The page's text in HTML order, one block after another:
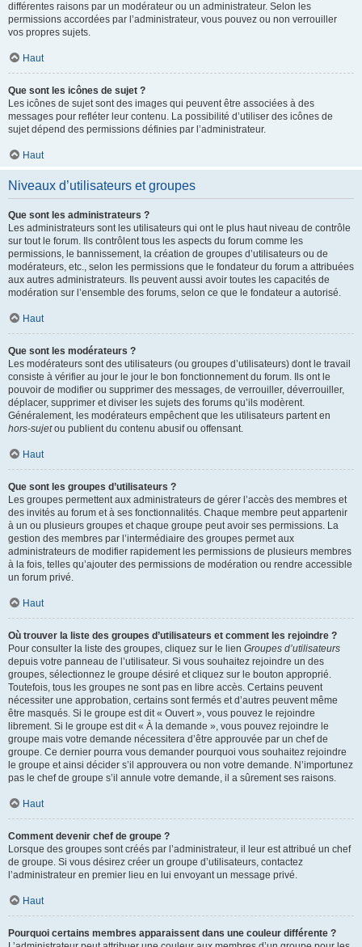
différentes raisons par un modérateur ou un administrateur. Selon les
permissions accordées par l’administrateur, vous pouvez ou non verrouiller
vos propres sujets.
Haut
Que sont les icônes de sujet ?
Les icônes de sujet sont des images qui peuvent être associées à des
messages pour refléter leur contenu. La possibilité d’utiliser des icônes de
sujet dépend des permissions définies par l’administrateur.
Haut
Niveaux d’utilisateurs et groupes
Que sont les administrateurs ?
Les administrateurs sont les utilisateurs qui ont le plus haut niveau de contrôle
sur tout le forum. Ils contrôlent tous les aspects du forum comme les
permissions, le bannissement, la création de groupes d’utilisateurs ou de
modérateurs, etc., selon les permissions que le fondateur du forum a attribuées
aux autres administrateurs. Ils peuvent aussi avoir toutes les capacités de
modération sur l’ensemble des forums, selon ce que le fondateur a autorisé.
Haut
Que sont les modérateurs ?
Les modérateurs sont des utilisateurs (ou groupes d’utilisateurs) dont le travail
consiste à vérifier au jour le jour le bon fonctionnement du forum. Ils ont le
pouvoir de modifier ou supprimer des messages, de verrouiller, déverrouiller,
déplacer, supprimer et diviser les sujets des forums qu’ils modèrent.
Généralement, les modérateurs empêchent que les utilisateurs partent en
hors-sujetou publient du contenu abusif ou offensant.
Haut
Que sont les groupes d’utilisateurs ?
Les groupes permettent aux administrateurs de gérer l’accès des membres et
des invités au forum et à ses fonctionnalités. Chaque membre peut appartenir
à un ou plusieurs groupes et chaque groupe peut avoir ses permissions. La
gestion des membres par l’intermédiaire des groupes permet aux
administrateurs de modifier rapidement les permissions de plusieurs membres
à la fois, telles qu’ajouter des permissions de modération ou rendre accessible
un forum privé.
Haut
Où trouver la liste des groupes d’utilisateurs et comment les rejoindre ?
Pour consulter la liste des groupes, cliquez sur le lien Groupes d’utilisateurs
depuis votre panneau de l’utilisateur. Si vous souhaitez rejoindre un des
groupes, sélectionnez le groupe désiré et cliquez sur le bouton approprié.
Toutefois, tous les groupes ne sont pas en libre accès. Certains peuvent
nécessiter une approbation, certains sont fermés et d’autres peuvent même
être masqués. Si le groupe est dit « Ouvert », vous pouvez le rejoindre
librement. Si le groupe est dit « À la demande », vous pouvez rejoindre le
groupe mais votre demande nécessitera d’être approuvée par un chef de
groupe. Ce dernier pourra vous demander pourquoi vous souhaitez rejoindre
le groupe et ainsi décider s’il approuvera ou non votre demande. N’importunez
pas le chef de groupe s’il annule votre demande, il a sûrement ses raisons.
Haut
Comment devenir chef de groupe ?
Lorsque des groupes sont créés par l’administrateur, il leur est attribué un chef
de groupe. Si vous désirez créer un groupe d’utilisateurs, contactez
l’administrateur en premier lieu en lui envoyant un message privé.
Haut
Pourquoi certains membres apparaissent dans une couleur différente ?